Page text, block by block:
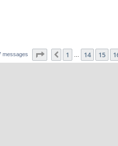
messages Page 17 18
Précédente
1 14 15